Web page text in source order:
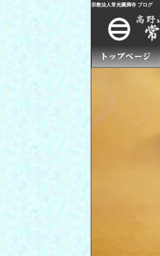
宗教法人常光圓満寺 ブログ